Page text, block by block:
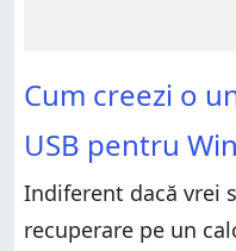
Cum creezi o
USB pentru
Indiferent dacă vrei
recuperare pe un